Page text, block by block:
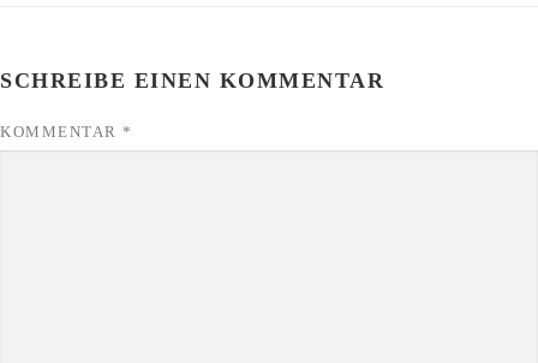
SCHREIBE EINEN KOMMENTAR
KOMMENTAR *